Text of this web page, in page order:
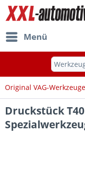
Menü
Original VAG-Werkzeuge
Druckstück